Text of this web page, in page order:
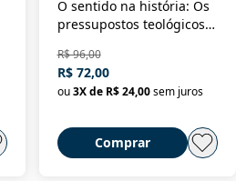
O sentido na história: Os
pressupostos teológicos
R$ 96,00
R$ 72,00
ou 3X de R$ 24,00 sem juros
Comprar